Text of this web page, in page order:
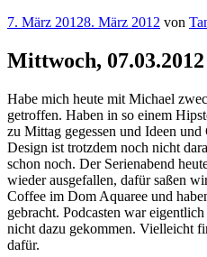
Veröffentlicht
7. März 20128. März 2012 von
Mittwoch, 07.03.2012
Habe mich heute mit Michael
getroffen. Haben in so einem
zu Mittag gegessen und Ideen und
Design ist trotzdem noch nicht
schon noch. Der Serienabend
wieder ausgefallen, dafür saßen
Coffee im Dom Aquaree und
gebracht. Podcasten war
nicht dazu gekommen. Vielleicht
dafür.